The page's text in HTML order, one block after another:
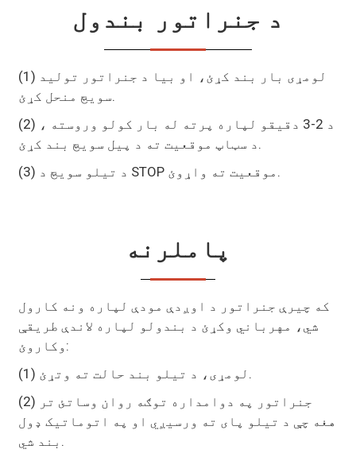
د جنراتور بندول
(1) لومړی بار بند کړئ، او بیا د جنراتور تولید
سویچ منحل کړئ.
(2) د 2-3 دقیقو لپاره پرته له بار کولو وروسته ،
د سټاپ موقعیت ته د پیل سویچ بند کړئ.
(3) د تیلو سویچ د STOP موقعیت ته واړوئ.
پاملرنه
که چیرې جنراتور د اوږدې مودې لپاره ونه کارول
شي، مهرباني وکړئ د بندولو لپاره لاندې طریقې
وکاروئ:
(1) لومړی، د تیلو بند حالت ته وتړئ.
(2) جنراتور په دوامداره توګه روان وساتئ تر
هغه چې د تیلو پای ته ورسیږي او په اتوماتيک ډول
بند شي.